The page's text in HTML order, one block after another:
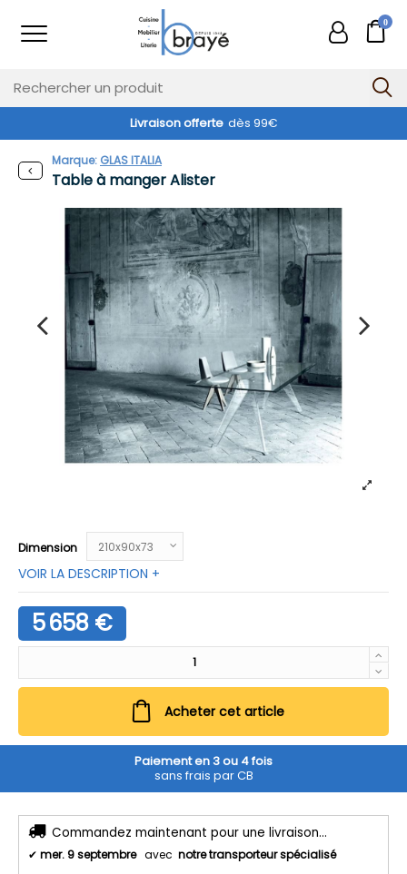
0
Livraison offerte dès 99€
Table à manger Alister
Marque: GLAS ITALIA
Dimension
VOIR LA DESCRIPTION +
5 658 €
Acheter cet article
Paiement en 3 ou 4 fois
sans frais par CB
Commandez maintenant pour une livraison...
✔ mer. 9 septembre avec notre transporteur spécialisé